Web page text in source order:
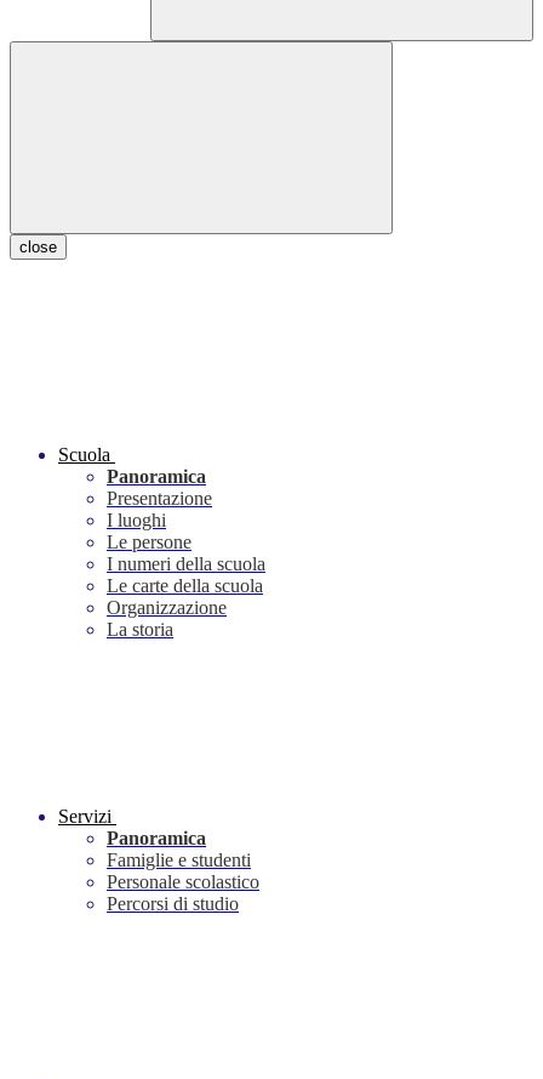
close
Scuola
Panoramica
Presentazione
I luoghi
Le persone
I numeri della scuola
Le carte della scuola
Organizzazione
La storia
Servizi
Panoramica
Famiglie e studenti
Personale scolastico
Percorsi di studio